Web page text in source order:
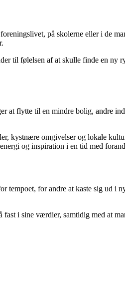
på skolerne eller i de
til følelsen af at skulle finde en ny
flytte til en mindre bolig, andre
kystnære omgivelser og lokale
og inspiration i en tid med
tempoet, for andre at kaste sig ud
i sine værdier, samtidig med at